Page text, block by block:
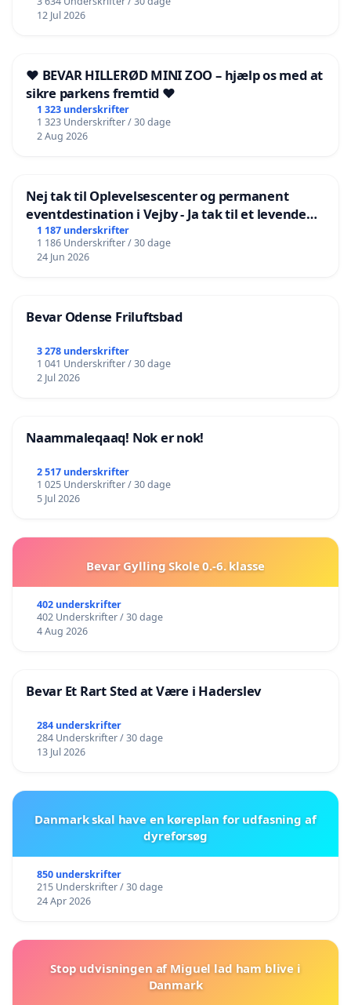
12 Jul 2026
❤️ BEVAR HILLERØD MINI ZOO – hjælp os med at
sikre parkens fremtid ❤️
1 323 underskrifter
1 323 Underskrifter / 30 dage
2 Aug 2026
Nej tak til Oplevelsescenter og permanent
eventdestination i Vejby - Ja tak til et levende
lokalområde i balance
1 187 underskrifter
1 186 Underskrifter / 30 dage
24 Jun 2026
Bevar Odense Friluftsbad
3 278 underskrifter
1 041 Underskrifter / 30 dage
2 Jul 2026
Naammaleqaaq! Nok er nok!
2 517 underskrifter
1 025 Underskrifter / 30 dage
5 Jul 2026
Bevar Gylling Skole 0.-6. klasse
402 underskrifter
402 Underskrifter / 30 dage
4 Aug 2026
Bevar Et Rart Sted at Være i Haderslev
284 underskrifter
284 Underskrifter / 30 dage
13 Jul 2026
Danmark skal have en køreplan for udfasning af
dyreforsøg
850 underskrifter
215 Underskrifter / 30 dage
24 Apr 2026
Stop udvisningen af Miguel lad ham blive i
Danmark